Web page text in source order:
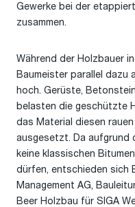
Gewerke bei der
zusammen.
Während der Holzbauer
Baumeister parallel dazu
hoch. Gerüste,
belasten die geschützte
das Material diesen
ausgesetzt. Da aufgrund
keine klassischen
dürfen, entschieden sich
Management AG,
Beer Holzbau für SIGA